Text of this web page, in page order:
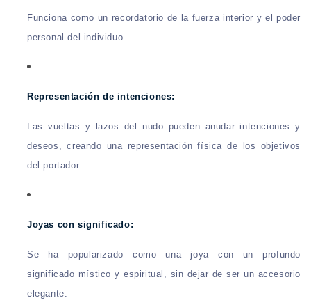
Funciona como un recordatorio de la fuerza interior y el poder
personal del individuo.
Representación de intenciones:
Las vueltas y lazos del nudo pueden anudar intenciones y
deseos, creando una representación física de los objetivos
del portador.
Joyas con significado:
Se ha popularizado como una joya con un profundo
significado místico y espiritual, sin dejar de ser un accesorio
elegante.